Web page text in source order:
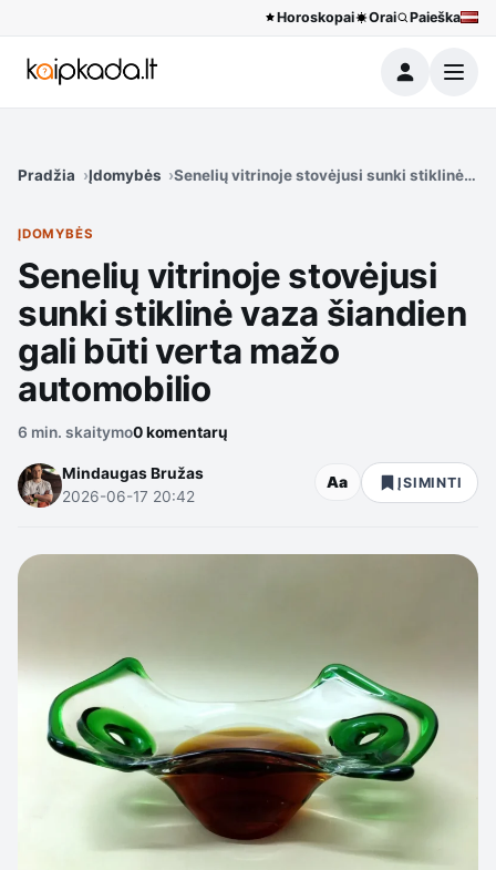
Horoskopai Orai Paieška
Meniu
Pradžia Įdomybės Senelių vitrinoje stovėjusi sunki stiklinė
ĮDOMYBĖS
Senelių vitrinoje stovėjusi
sunki stiklinė vaza šiandien
gali būti verta mažo
automobilio
6 min. skaitymo0 komentarų
Mindaugas Bružas
2026-06-17 20:42
Aa ĮSIMINTI